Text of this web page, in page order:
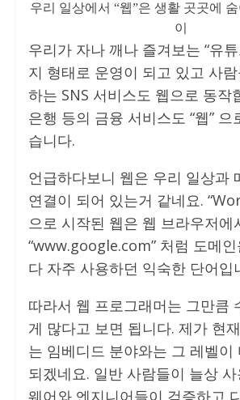
우리 일상에서 “웹”은 생활 곳곳에 숨
이
우리가 자나 깨나 즐겨보는 “유
지 형태로 운영이 되고 있고 사
하는 SNS 서비스도 웹으로 동작
은행 등의 금융 서비스도 “웹” 으
습니다.
언급하다보니 웹은 우리 일상과
연결이 되어 있는거 같네요.
으로 시작된 웹은 웹 브라우저에
“www.google.com” 처럼 도메
다 자주 사용하던 익숙한 단어입
따라서 웹 프로그래머는 그만큼
게 많다고 보면 됩니다. 제가 현
는 임베디드 분야와는 그 레벨이
되겠네요. 일반 사람들이 늘상